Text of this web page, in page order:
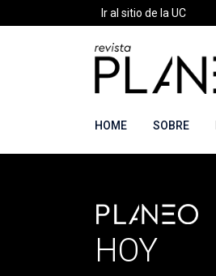
Ir al sitio de la UC
HOME SOBRE
Portada » Secciones
PLANEO
HOY